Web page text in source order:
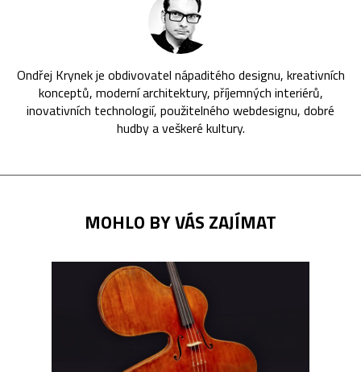
Ondřej Krynek je obdivovatel nápaditého designu, kreativních
konceptů, moderní architektury, příjemných interiérů,
inovativních technologií, použitelného webdesignu, dobré
hudby a veškeré kultury.
MOHLO BY VÁS ZAJÍMAT